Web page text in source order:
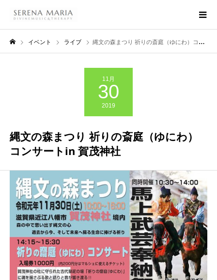
イベント ライブ 縄文の森まつり 祈りの斎庭（ゆにわ）コンサートin 賀茂神社
11月
30
2019
縄文の森まつり 祈りの斎庭（ゆにわ）
コンサートin 賀茂神社